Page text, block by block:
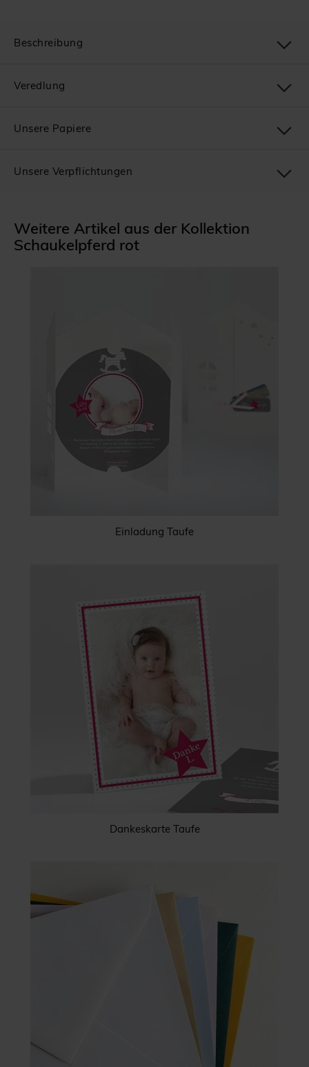
Weitere Artikel aus der Kollektion
Schaukelpferd rot
Einladung Taufe
Dankeskarte Taufe
Beschreibung
Veredlung
Unsere Papiere
Unsere Verpflichtungen